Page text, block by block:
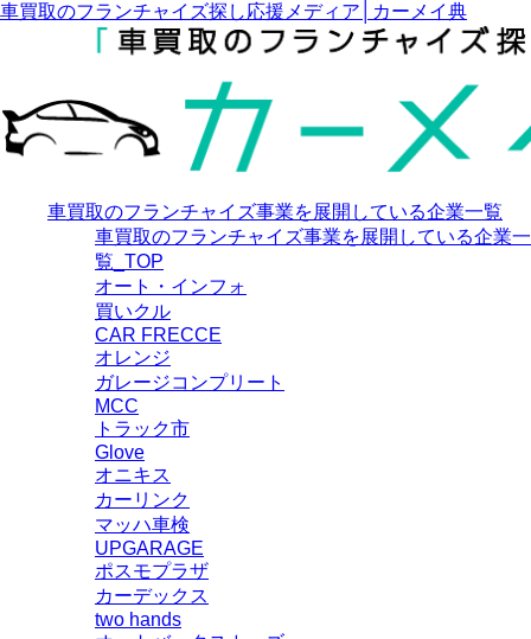
車買取のフランチャイズ探し応援メディア│カーメイ典
車買取のフランチャイズ事業を展開している企業一覧
車買取のフランチャイズ事業を展開している企業一
覧_TOP
オート・インフォ
買いクル
CAR FRECCE
オレンジ
ガレージコンプリート
MCC
トラック市
Glove
オニキス
カーリンク
マッハ車検
UPGARAGE
ポスモプラザ
カーデックス
two hands